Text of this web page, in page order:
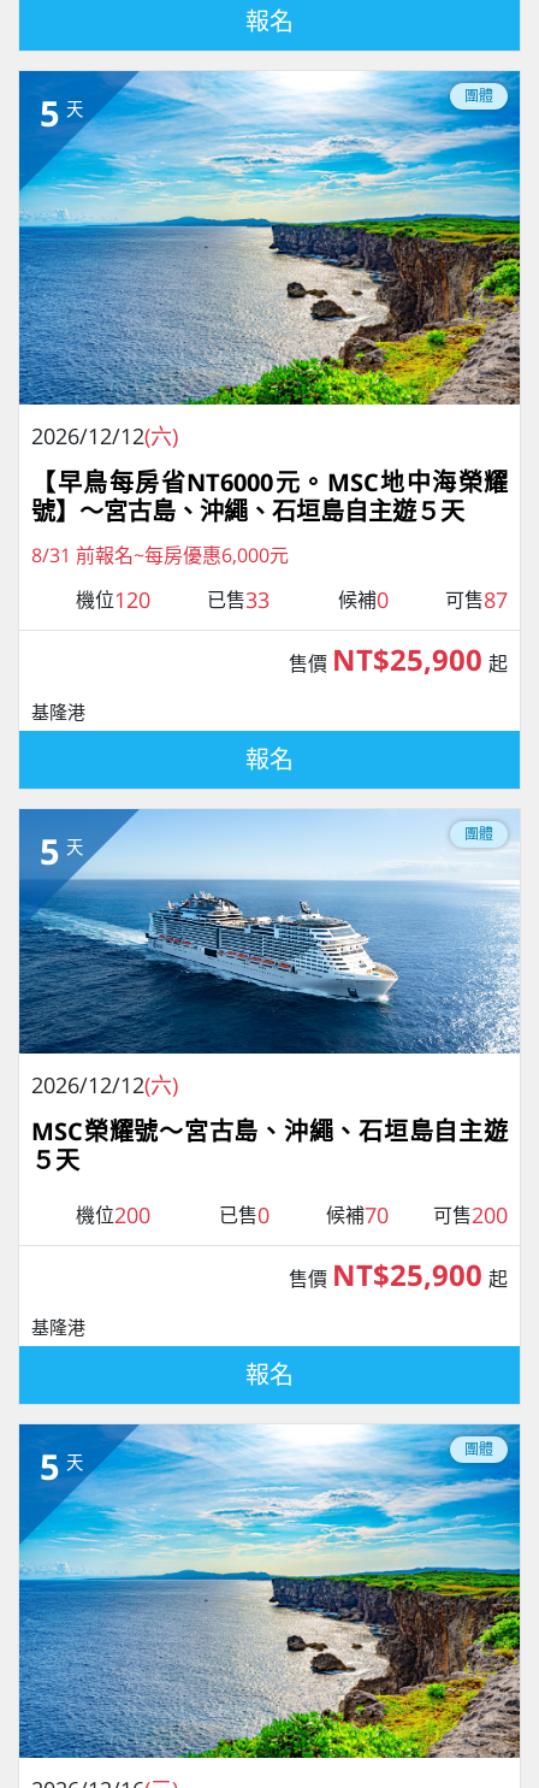
報名
5 天
團體
2026/12/12(六)
【早鳥每房省NT6000元。MSC地中海榮耀
號】～宮古島、沖繩、石垣島自主遊５天
8/31 前報名~每房優惠6,000元
機位120 已售33 候補0 可售87
基隆港
售價 NT$25,900 起
報名
5 天
團體
2026/12/12(六)
MSC榮耀號～宮古島、沖繩、石垣島自主遊
５天
機位200 已售0 候補70 可售200
基隆港
售價 NT$25,900 起
報名
5 天
團體